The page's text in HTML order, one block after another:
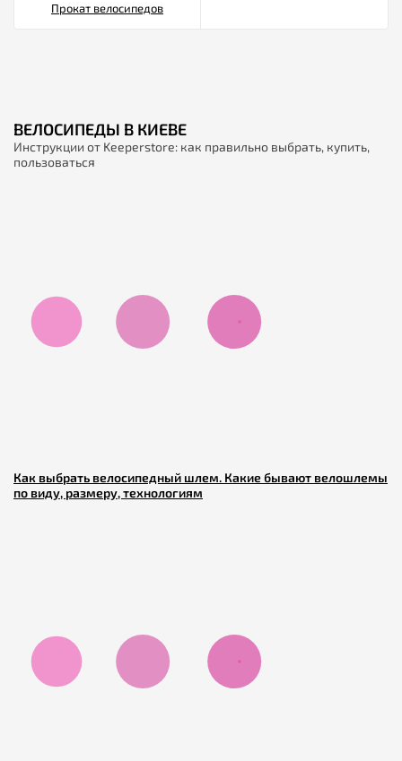
Прокат велосипедов
ВЕЛОСИПЕДЫ В КИЕВЕ
Инструкции от Keeperstore: как правильно выбрать, купить,
пользоваться
Как выбрать велосипедный шлем. Какие бывают велошлемы
по виду, размеру, технологиям